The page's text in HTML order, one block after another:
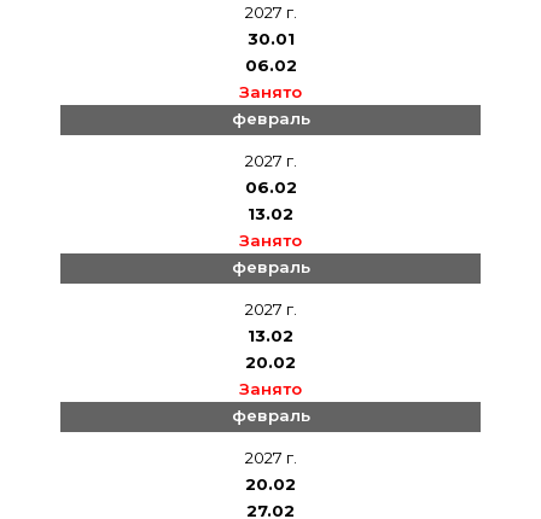
2027 г.
30.01
06.02
Занято
февраль
2027 г.
06.02
13.02
Занято
февраль
2027 г.
13.02
20.02
Занято
февраль
2027 г.
20.02
27.02